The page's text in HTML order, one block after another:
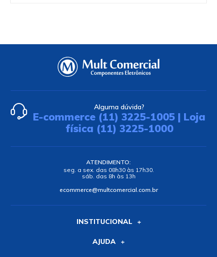
Alguma dúvida?
E-commerce (11) 3225-1005 | Loja
física (11) 3225-1000
ATENDIMENTO:
seg. a sex. das 08h30 às 17h30.
sáb. das 8h às 13h
ecommerce@multcomercial.com.br
INSTITUCIONAL
AJUDA